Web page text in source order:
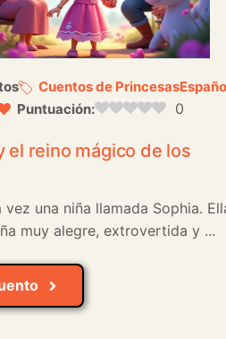
Cuentos de Princesas
Puntuación: 0
el reino mágico de los
vez una niña llamada Sophia.
muy alegre, extrovertida y ...